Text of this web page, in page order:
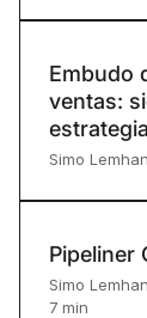
Embudo
ventas:
Simo
Pipeliner
Simo
7 min